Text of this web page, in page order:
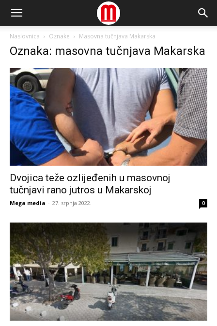
Naslovnica Oznake Masovna tučnjava Makarska
Oznaka: masovna tučnjava Makarska
Dvojica teže ozlijeđenih u masovnoj
tučnjavi rano jutros u Makarskoj
Mega media - 27. srpnja 2022. 0